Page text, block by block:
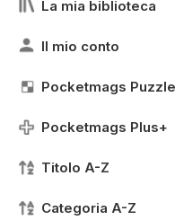
La mia biblioteca
Il mio conto
Pocketmags
Pocketmags Plus+
Titolo A-Z
Categoria A-Z